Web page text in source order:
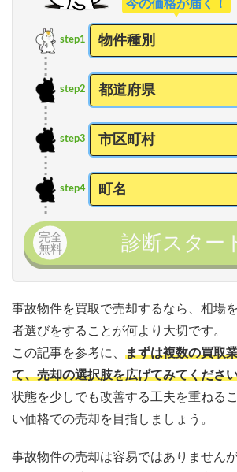
今の価格が届く！
step1
step2
step3
step4
完全
無料
診断スター
事故物件を買取で売却するなら、相場
者選びをすることが何より大切です。
この記事を参考に、 まずは複数の買取
て、売却の選択肢を広げてみてくださ
状態を少しでも改善する工夫を重ねる
い価格での売却を目指しましょう。
事故物件の売却は容易ではありません